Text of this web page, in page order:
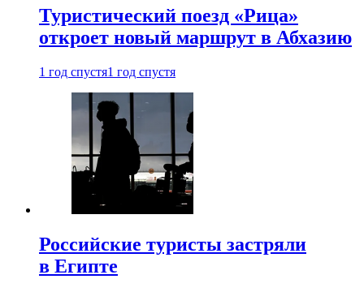
Туристический поезд «Рица»
откроет новый маршрут в Абхазию
1 год спустя1 год спустя
Российские туристы застряли
в Египте